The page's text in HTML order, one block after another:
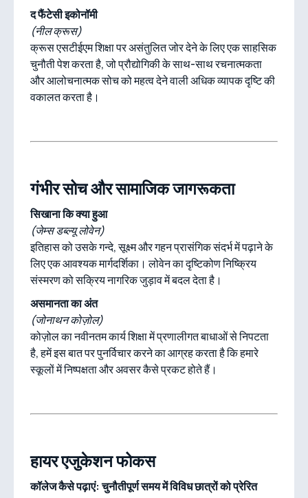
द फैंटेसी इकोनॉमी
(नील क्रूस)
क्रूस एसटीईएम शिक्षा पर असंतुलित जोर देने के लिए एक साहसिक
चुनौती पेश करता है, जो प्रौद्योगिकी के साथ-साथ रचनात्मकता
और आलोचनात्मक सोच को महत्व देने वाली अधिक व्यापक दृष्टि की
वकालत करता है।
गंभीर सोच और सामाजिक जागरूकता
सिखाना कि क्या हुआ
(जेम्स डब्ल्यू लोवेन)
इतिहास को उसके गन्दे, सूक्ष्म और गहन प्रासंगिक संदर्भ में पढ़ाने के
लिए एक आवश्यक मार्गदर्शिका। लोवेन का दृष्टिकोण निष्क्रिय
संस्मरण को सक्रिय नागरिक जुड़ाव में बदल देता है।
असमानता का अंत
(जोनाथन कोज़ोल)
कोज़ोल का नवीनतम कार्य शिक्षा में प्रणालीगत बाधाओं से निपटता
है, हमें इस बात पर पुनर्विचार करने का आग्रह करता है कि हमारे
स्कूलों में निष्पक्षता और अवसर कैसे प्रकट होते हैं।
हायर एजुकेशन फोकस
कॉलेज कैसे पढ़ाएं: चुनौतीपूर्ण समय में विविध छात्रों को प्रेरित